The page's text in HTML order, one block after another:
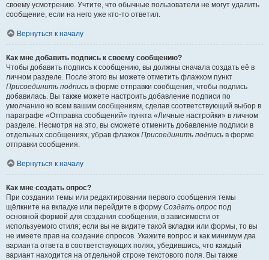
своему усмотрению. Учтите, что обычные пользователи не могут удалить
сообщение, если на него уже кто-то ответил.
Вернуться к началу
Как мне добавить подпись к своему сообщению?
Чтобы добавить подпись к сообщению, вы должны сначала создать её в
личном разделе. После этого вы можете отметить флажком пункт
Присоединить подпись в форме отправки сообщения, чтобы подпись
добавилась. Вы также можете настроить добавление подписи по
умолчанию ко всем вашим сообщениям, сделав соответствующий выбор в
параграфе «Отправка сообщений» пункта «Личные настройки» в личном
разделе. Несмотря на это, вы сможете отменить добавление подписи в
отдельных сообщениях, убрав флажок Присоединить подпись в форме
отправки сообщения.
Вернуться к началу
Как мне создать опрос?
При создании темы или редактировании первого сообщения темы
щёлкните на вкладке или перейдите в форму Создать опрос под
основной формой для создания сообщения, в зависимости от
используемого стиля; если вы не видите такой вкладки или формы, то вы
не имеете прав на создание опросов. Укажите вопрос и как минимум два
варианта ответа в соответствующих полях, убедившись, что каждый
вариант находится на отдельной строке текстового поля. Вы также